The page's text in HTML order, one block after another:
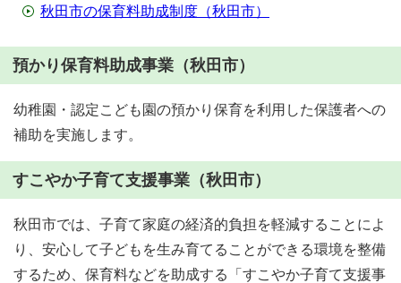
秋田市の保育料助成制度（秋田市）
預かり保育料助成事業（秋田市）
幼稚園・認定こども園の預かり保育を利用した保護者への
補助を実施します。
すこやか子育て支援事業（秋田市）
秋田市では、子育て家庭の経済的負担を軽減することによ
り、安心して子どもを生み育てることができる環境を整備
するため、保育料などを助成する「すこやか子育て支援事